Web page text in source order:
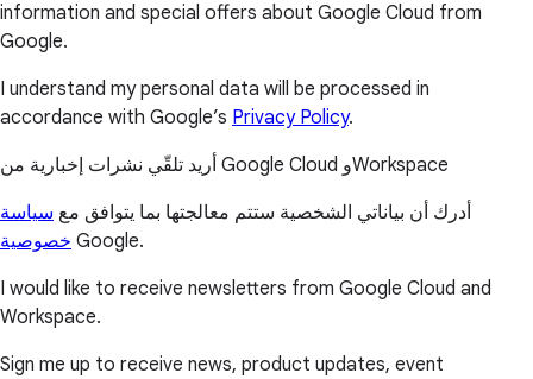
information and special offers about Google Cloud from
Google.
I understand my personal data will be processed in
accordance with Google’s Privacy Policy.
أريد تلقّي نشرات إخبارية من Google Cloud وWorkspace
أدرك أن بياناتي الشخصية ستتم معالجتها بما يتوافق مع سياسة
خصوصية Google.
I would like to receive newsletters from Google Cloud and
Workspace.
Sign me up to receive news, product updates, event